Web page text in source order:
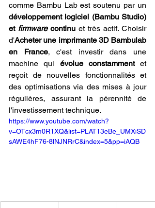
développement logiciel (Bambu Studio)
et firmware continu et très actif. Choisir
d'Acheter une imprimante 3D Bambulab
en France, c'est investir dans une
machine qui évolue constamment et
reçoit de nouvelles fonctionnalités et
des optimisations via des mises à jour
régulières, assurant la pérennité de
l'investissement technique.
https://www.youtube.com/watch?
v=OTcx3m0R1XQ&list=PLAT13eBe_UMXiSD
sAWE4hF76-8lNJNRrC&index=5&pp=iAQB